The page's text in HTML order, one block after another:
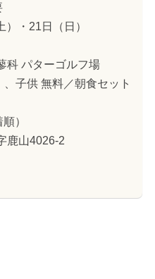
・21日（日）
科 パターゴルフ場
子供 無料／朝食セット
）
鹿山4026-2